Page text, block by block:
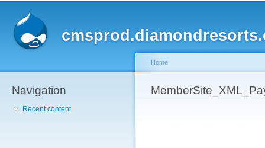
Navigation
Recent content
You are here
Home